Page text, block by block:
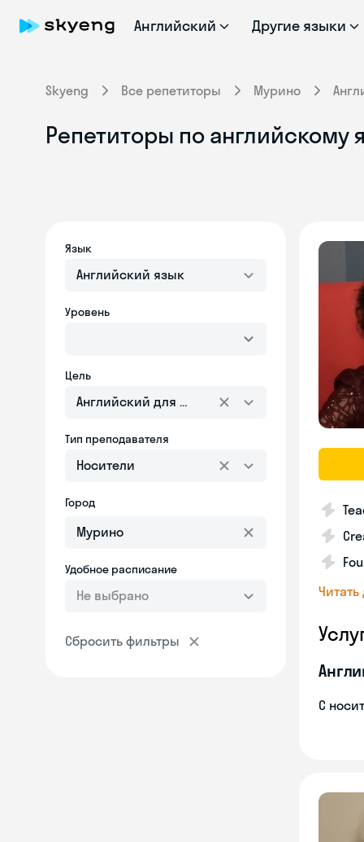
Английский Другие языки
Skyeng Все репетиторы Мурино
Репетиторы по английскому
Язык
Английский язык
Уровень
Цель
Английский для взрослых
Тип преподавателя
Носители
Город
Удобное расписание
Не выбрано
Сбросить фильтры
С